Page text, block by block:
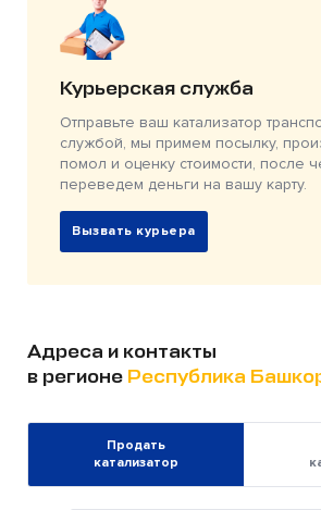
Курьерская служба
Отправьте ваш катализатор
службой, мы примем посылку,
помол и оценку стоимости, после
переведем деньги на вашу карту.
Вызвать курьера
Адреса и контакты
в регионе Республика
Продать
катализатор